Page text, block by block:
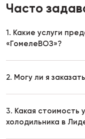
Часто
1. Какие услуги
«ГомелеВОЗ»?
2. Могу ли я
3. Какая стоимость
холодильника в